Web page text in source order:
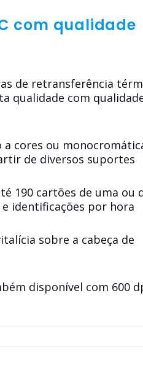
com qualidade
de retransferência
qualidade com
a cores ou
de diversos suportes
190 cartões de uma ou
e identificações por hora
sobre a cabeça de
disponível com 600